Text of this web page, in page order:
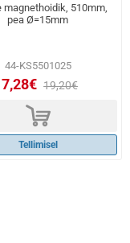
magnethoidik, 510mm,
pea Ø=15mm
44-KS5501025
19,20€
d
Tellimisel